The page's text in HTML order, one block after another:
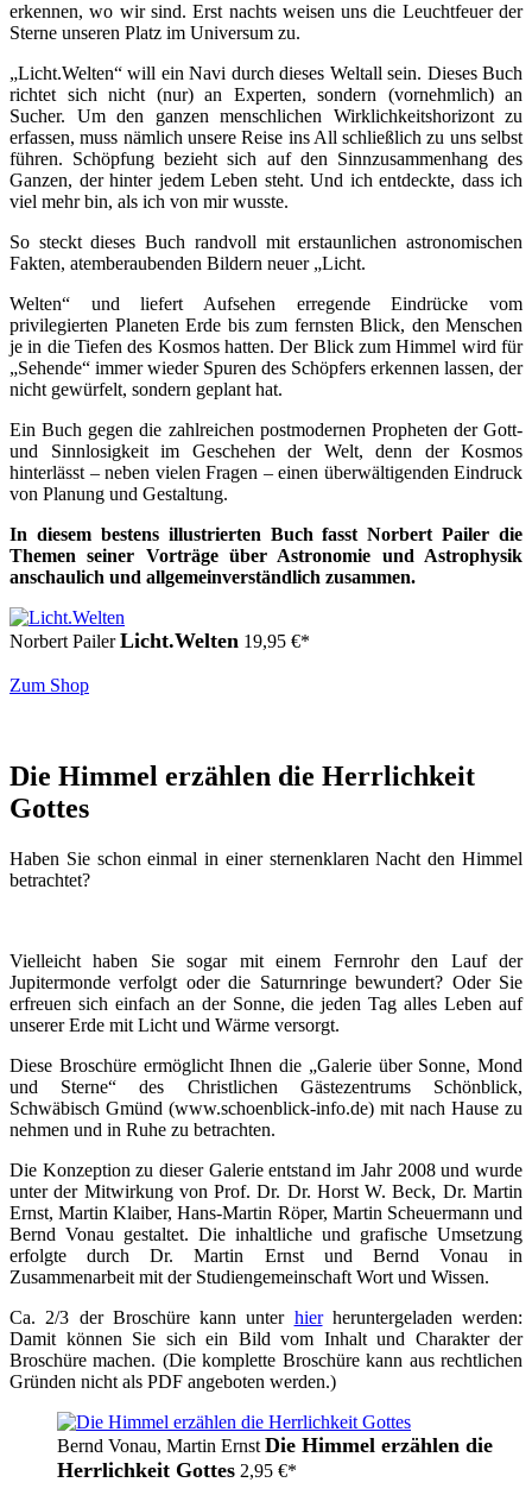
erkennen, wo wir sind. Erst nachts weisen uns die Leuchtfeuer der
Sterne unseren Platz im Universum zu.
„Licht.Welten“ will ein Navi durch dieses Weltall sein. Dieses Buch
richtet sich nicht (nur) an Experten, sondern (vornehmlich) an
Sucher. Um den ganzen menschlichen Wirklichkeitshorizont zu
erfassen, muss nämlich unsere Reise ins All schließlich zu uns selbst
führen. Schöpfung bezieht sich auf den Sinnzusammenhang des
Ganzen, der hinter jedem Leben steht. Und ich entdeckte, dass ich
viel mehr bin, als ich von mir wusste.
So steckt dieses Buch randvoll mit erstaunlichen astronomischen
Fakten, atemberaubenden Bildern neuer „Licht.
Welten“ und liefert Aufsehen erregende Eindrücke vom
privilegierten Planeten Erde bis zum fernsten Blick, den Menschen
je in die Tiefen des Kosmos hatten. Der Blick zum Himmel wird für
„Sehende“ immer wieder Spuren des Schöpfers erkennen lassen, der
nicht gewürfelt, sondern geplant hat.
Ein Buch gegen die zahlreichen postmodernen Propheten der Gott-
und Sinnlosigkeit im Geschehen der Welt, denn der Kosmos
hinterlässt – neben vielen Fragen – einen überwältigenden Eindruck
von Planung und Gestaltung.
In diesem bestens illustrierten Buch fasst Norbert Pailer die
Themen seiner Vorträge über Astronomie und Astrophysik
anschaulich und allgemeinverständlich zusammen.
Norbert PailerLicht.Welten 19,95 €*
Zum Shop
Die Himmel erzählen die Herrlichkeit
Gottes
Haben Sie schon einmal in einer sternenklaren Nacht den Himmel
betrachtet?
Vielleicht haben Sie sogar mit einem Fernrohr den Lauf der
Jupitermonde verfolgt oder die Saturnringe bewundert? Oder Sie
erfreuen sich einfach an der Sonne, die jeden Tag alles Leben auf
unserer Erde mit Licht und Wärme versorgt.
Diese Broschüre ermöglicht Ihnen die „Galerie über Sonne, Mond
und Sterne“ des Christlichen Gästezentrums Schönblick,
Schwäbisch Gmünd (www.schoenblick-info.de) mit nach Hause zu
nehmen und in Ruhe zu betrachten.
Die Konzeption zu dieser Galerie entstand im Jahr 2008 und wurde
unter der Mitwirkung von Prof. Dr. Dr. Horst W. Beck, Dr. Martin
Ernst, Martin Klaiber, Hans-Martin Röper, Martin Scheuermann und
Bernd Vonau gestaltet. Die inhaltliche und grafische Umsetzung
erfolgte durch Dr. Martin Ernst und Bernd Vonau in
Zusammenarbeit mit der Studiengemeinschaft Wort und Wissen.
Ca. 2/3 der Broschüre kann unter hierheruntergeladen werden:
Damit können Sie sich ein Bild vom Inhalt und Charakter der
Broschüre machen. (Die komplette Broschüre kann aus rechtlichen
Gründen nicht als PDF angeboten werden.)
Bernd Vonau, Martin Ernst Die Himmel erzählen die
Herrlichkeit Gottes 2,95 €*